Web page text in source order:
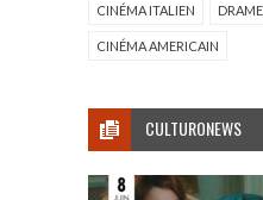
CINÉMA ITALIEN DRAME
CINÉMA AMERICAIN
CULTURONEWS